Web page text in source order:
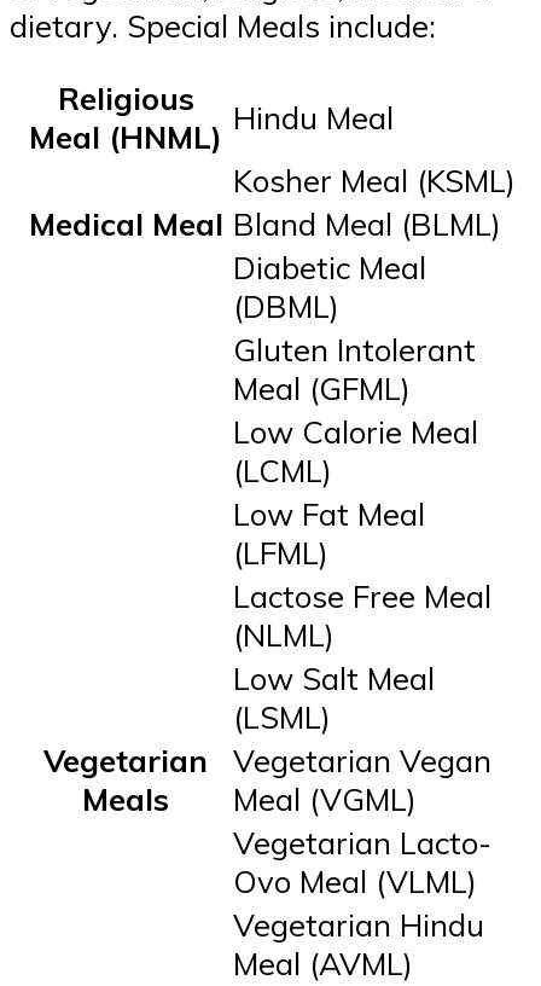
dietary. Special Meals include:
Religious
Meal (HNML) Hindu Meal
Kosher Meal (KSML)
Medical Meal Bland Meal (BLML)
Diabetic Meal
(DBML)
Gluten Intolerant
Meal (GFML)
Low Calorie Meal
(LCML)
Low Fat Meal
(LFML)
Lactose Free Meal
(NLML)
Low Salt Meal
(LSML)
Vegetarian
Meals
Vegetarian Vegan
Meal (VGML)
Vegetarian Lacto-
Ovo Meal (VLML)
Vegetarian Hindu
Meal (AVML)